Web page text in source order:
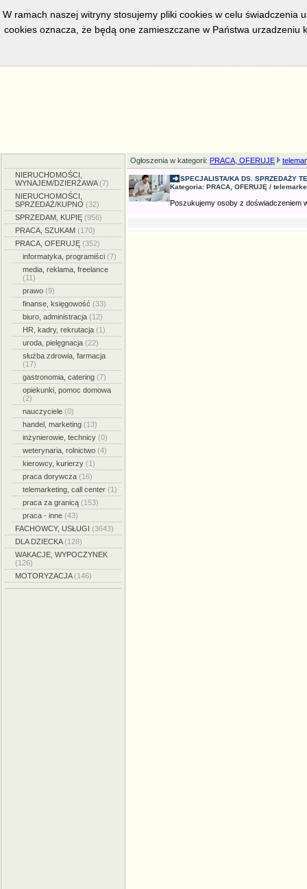
w bieżacej chwili posiadamy5561aktywnych ogłoszeń, serwis
Strona główna Dodaj ogłoszenie
NIERUCHOMOŚCI,
WYNAJEM/DZIERŻAWA(7)
NIERUCHOMOŚCI,
SPRZEDAŻ/KUPNO (32)
SPRZEDAM, KUPIĘ (956)
PRACA, SZUKAM (170)
PRACA, OFERUJĘ (352)
informatyka, programiści (7)
media, reklama, freelance
(11)
prawo (9)
finanse, księgowość (33)
biuro, administracja (12)
HR, kadry, rekrutacja (1)
uroda, pielęgnacja (22)
służba zdrowia, farmacja
(17)
gastronomia, catering (7)
opiekunki, pomoc domowa
(2)
nauczyciele (0)
handel, marketing (13)
inżynierowie, technicy (0)
weterynaria, rolnictwo (4)
kierowcy, kurierzy (1)
praca dorywcza (16)
telemarketing, call center (1)
praca za granicą (153)
praca - inne (43)
FACHOWCY, USŁUGI (3643)
DLA DZIECKA(128)
WAKACJE, WYPOCZYNEK
(126)
MOTORYZACJA(146)
Ogłoszenia w kategorii: PRACA, OFERUJĘ
SPECJALISTA/KA DS. SPRZEDAŻY
Kategoria: PRACA, OFERUJĘ /
Poszukujemy osoby z doświadczeniem
W ramach naszej witryny stosujemy pliki cookies w celu świadczenia
cookies oznacza, że będą one zamieszczane w Państwa